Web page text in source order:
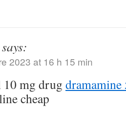
says:
2023 at 16 h 15 min
10 mg drug dramamine
cheap